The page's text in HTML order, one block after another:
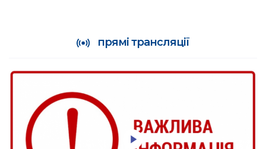
прямі трансляції